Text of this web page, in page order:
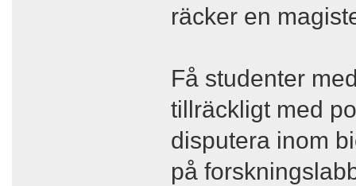
räcker en
Få studenter
tillräckligt med
disputera inom
på